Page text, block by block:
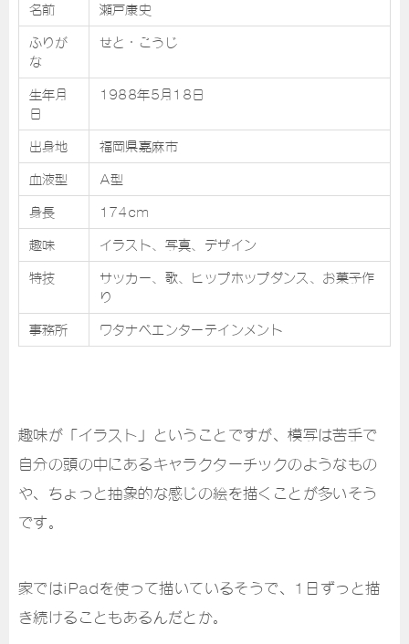
名前
瀬戸康史
ふりが
な
せと・こうじ
生年月
日
1988年5月18日
出身地
福岡県嘉麻市
血液型
A型
身長
174cm
趣味
イラスト、写真、デザイン
特技
サッカー、歌、ヒップホップダンス、お菓子作
り
事務所
ワタナベエンターテインメント
趣味が「イラスト」ということですが、模写は苦手で
自分の頭の中にあるキャラクターチックのようなもの
や、ちょっと抽象的な感じの絵を描くことが多いそう
です。
家ではiPadを使って描いているそうで、1日ずっと描
き続けることもあるんだとか。